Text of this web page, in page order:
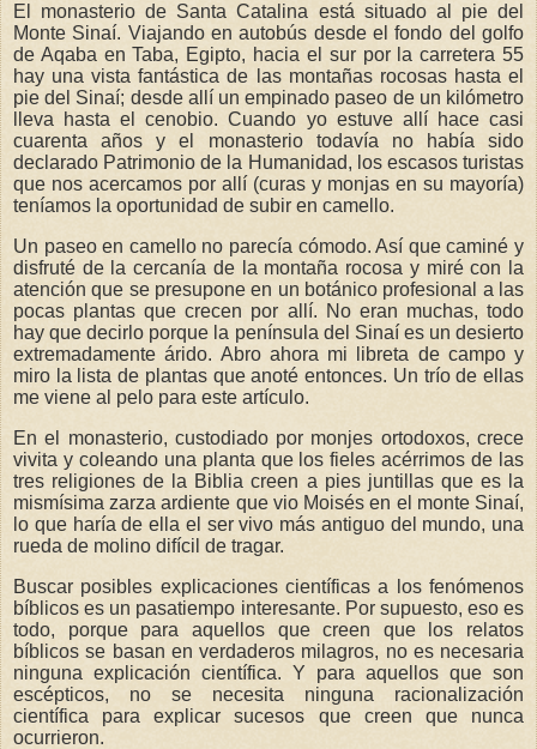
El monasterio de Santa Catalina está situado al pie del
Monte Sinaí. Viajando en autobús desde el fondo del golfo
de Aqaba en Taba, Egipto, hacia el sur por la carretera 55
hay una vista fantástica de las montañas rocosas hasta el
pie del Sinaí; desde allí un empinado paseo de un kilómetro
lleva hasta el cenobio. Cuando yo estuve allí hace casi
cuarenta años y el monasterio todavía no había sido
declarado Patrimonio de la Humanidad, los escasos turistas
que nos acercamos por allí (curas y monjas en su mayoría)
teníamos la oportunidad de subir en camello.
Un paseo en camello no parecía cómodo. Así que caminé y
disfruté de la cercanía de la montaña rocosa y miré con la
atención que se presupone en un botánico profesional a las
pocas plantas que crecen por allí. No eran muchas, todo
hay que decirlo porque la península del Sinaí es un desierto
extremadamente árido. Abro ahora mi libreta de campo y
miro la lista de plantas que anoté entonces. Un trío de ellas
me viene al pelo para este artículo.
En el monasterio, custodiado por monjes ortodoxos, crece
vivita y coleando una planta que los fieles acérrimos de las
tres religiones de la Biblia creen a pies juntillas que es la
mismísima zarza ardiente que vio Moisés en el monte Sinaí,
lo que haría de ella el ser vivo más antiguo del mundo, una
rueda de molino difícil de tragar.
Buscar posibles explicaciones científicas a los fenómenos
bíblicos es un pasatiempo interesante. Por supuesto, eso es
todo, porque para aquellos que creen que los relatos
bíblicos se basan en verdaderos milagros, no es necesaria
ninguna explicación científica. Y para aquellos que son
escépticos, no se necesita ninguna racionalización
científica para explicar sucesos que creen que nunca
ocurrieron.